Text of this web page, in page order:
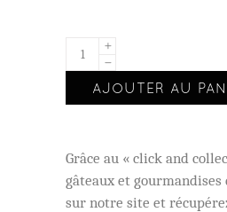
AJOUTER AU
Grâce au « click and
gâteaux et
sur notre site et